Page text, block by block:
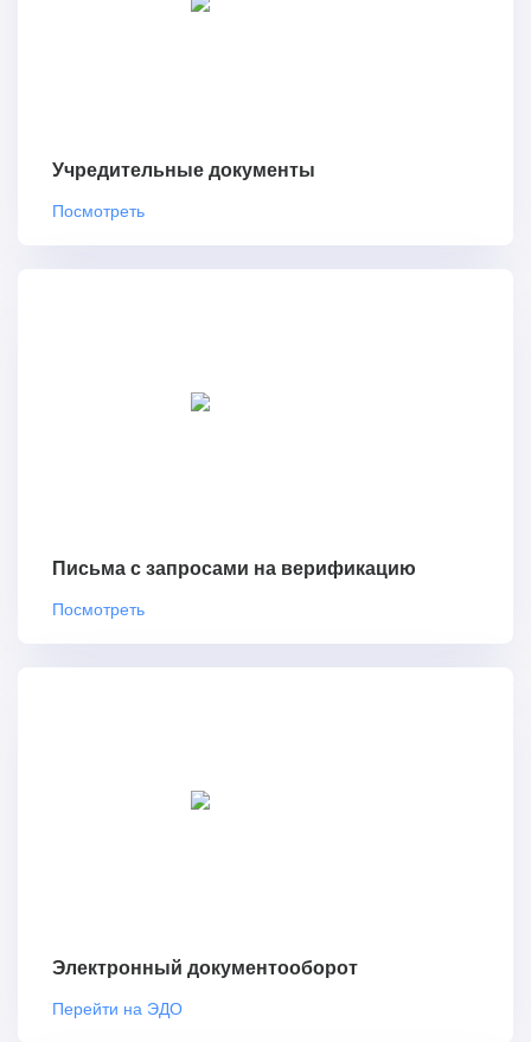
Учредительные документы
Посмотреть
Письма с запросами на верификацию
Посмотреть
Электронный документооборот
Перейти на ЭДО